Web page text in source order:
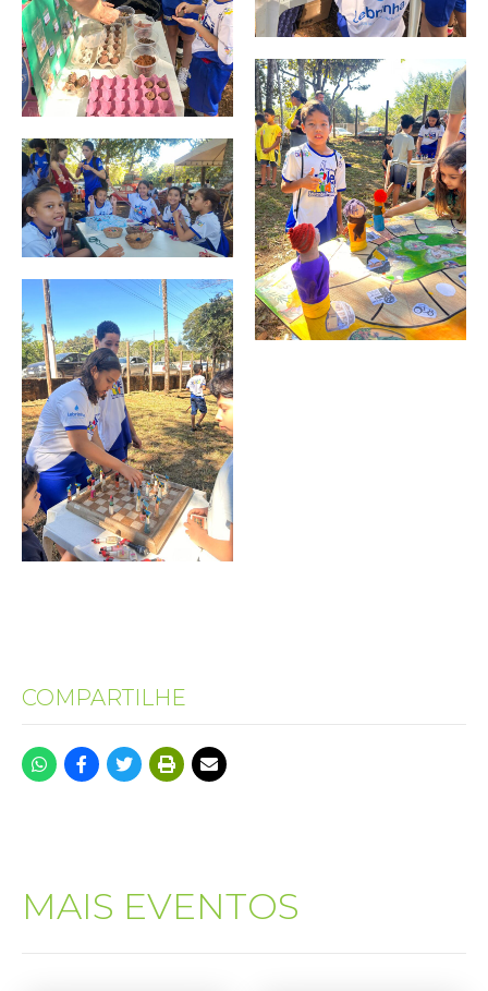
COMPARTILHE
MAIS EVENTOS